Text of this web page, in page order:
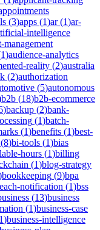
(3)apps (1)ar(1)ar-
intelligence
management
1)audience-analytics
reality (2)australia
(2)authorization
(5)autonomous
b2b (18)b2b-ecommerce
)backup (2)bank-
(1)batch-
(1)benefits (1)best-
(8)bi-tools (1)bias
hours (1)billing
(1)blog-strategy
bookkeeping (9)bpa
notification (1)bss
(13)business
(1)business-case
1)business-intelligence